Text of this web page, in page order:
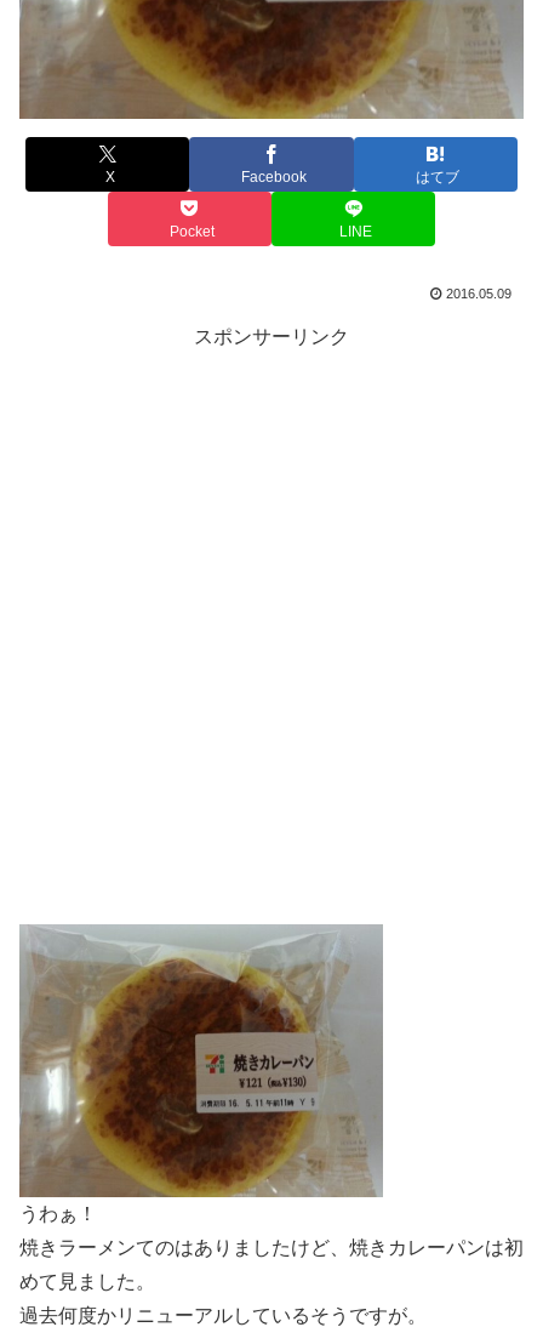
X Facebook はてブ
Pocket LINE
2016.05.09
スポンサーリンク
うわぁ！
焼きラーメンてのはありましたけど、焼きカレーパンは初
めて見ました。
過去何度かリニューアルしているそうですが。